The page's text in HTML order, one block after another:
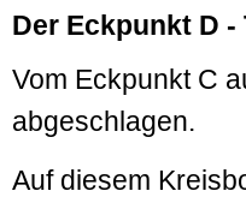
Der Eckpunkt D -
Vom Eckpunkt C
abgeschlagen.
Auf diesem